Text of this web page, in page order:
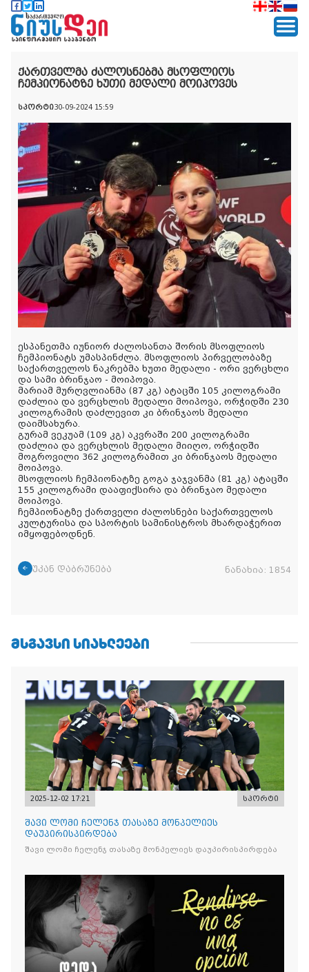
ქართველმა ძალოსნებმა მსოფლიოს
ჩემპიონატზე ხუთი მედალი მოიპოვეს
სპორტი30-09-2024 15:59
ესპანეთმა იუნიორ ძალოსანთა შორის მსოფლიოს
ჩემპიონატს უმასპინძლა. მსოფლიოს პირველობაზე
საქართველოს ნაკრებმა ხუთი მედალი - ორი ვერცხლი
და სამი ბრინჯაო - მოიპოვა.
მარიამ მურღვლიანმა (87 კგ) ატაცში 105 კილოგრამი
დაძლია და ვერცხლის მედალი მოიპოვა, ორჭიდში 230
კილოგრამის დაძლევით კი ბრინჯაოს მედალი
დაიმსახურა.
გურამ ვეკუამ (109 კგ) აკვრაში 200 კილოგრამი
დაძლია და ვერცხლის მედალი მიიღო, ორჭიდში
მოგროვილი 362 კილოგრამით კი ბრინჯაოს მედალი
მოიპოვა.
მსოფლიოს ჩემპიონატზე გოგა ჯაჯვანმა (81 კგ) ატაცში
155 კილოგრამი დააფიქსირა და ბრინჯაო მედალი
მოიპოვა.
ჩემპიონატზე ქართველი ძალოსნები საქართველოს
კულტურისა და სპორტის სამინისტროს მხარდაჭერით
იმყოფებოდნენ.
უკან დაბრუნება ნანახია: 1854
ᲛᲡᲒᲐᲕᲡᲘ ᲡᲘᲐᲮᲚᲔᲔᲑᲘ
2025-12-02 17:21 სპორტი
შავი ლომი ჩელენჯ თასაზე მონპელიეს
დაუპირისპირდება
შავი ლომი ჩელენჯ თასაზე მონპელიეს დაუპირისპირდება